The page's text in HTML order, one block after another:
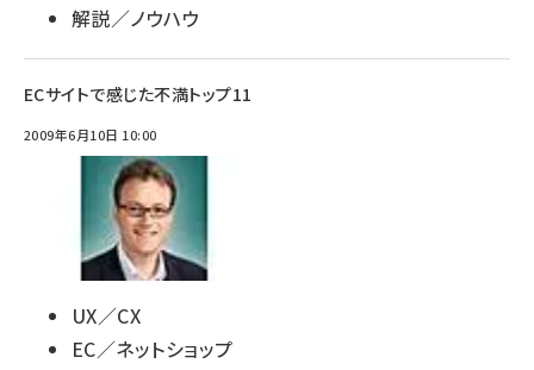
解説／ノウハウ
ECサイトで感じた不満トップ11
2009年6月10日 10:00
UX／CX
EC／ネットショップ